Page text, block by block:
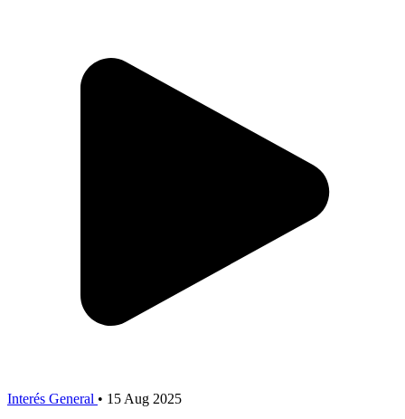
Interés General • 15 Aug 2025